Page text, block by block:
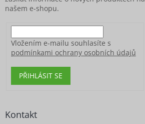
našem e-shopu.
Vložením e-mailu souhlasíte s
podmínkami ochrany osobních údajů
PŘIHLÁSIT SE
Kontakt